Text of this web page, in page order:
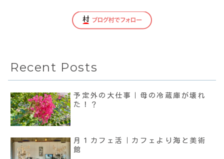
Recent Posts
予定外の大仕事｜母の冷蔵庫が壊れ
た！？
月１カフェ活｜カフェより海と美術
館